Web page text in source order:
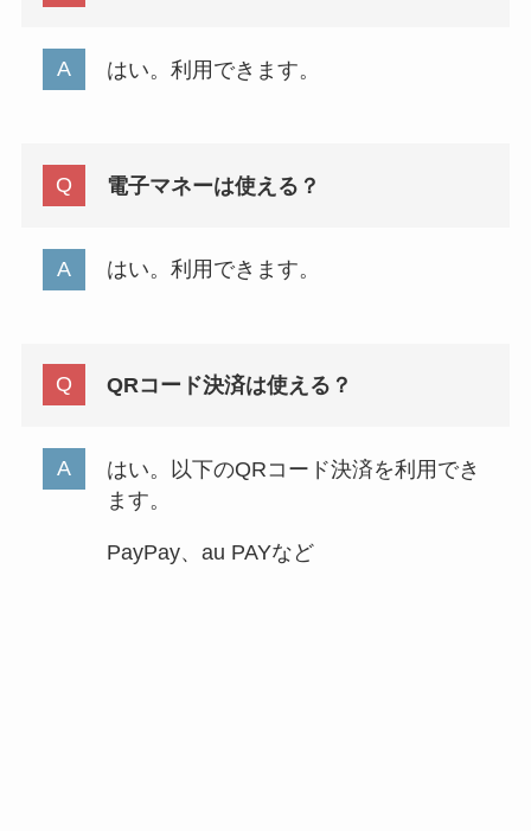
はい。利用できます。
電子マネーは使える？
はい。利用できます。
QRコード決済は使える？
はい。以下のQRコード決済を利用でき
ます。
PayPay、au PAYなど